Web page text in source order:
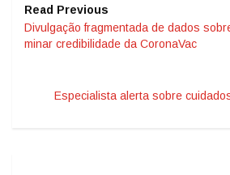
Read Previous
Divulgação fragmentada de dados
minar credibilidade da CoronaVac
Especialista alerta sobre